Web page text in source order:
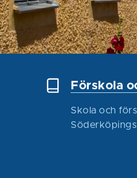
Förskola
Skola och